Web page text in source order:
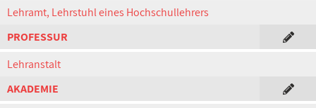
Lehramt, Lehrstuhl eines Hochschullehrers
PROFESSUR
Lehranstalt
AKADEMIE